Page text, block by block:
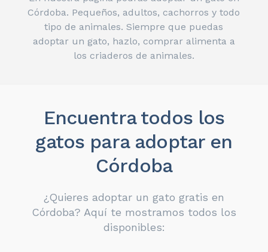
Córdoba. Pequeños, adultos, cachorros y todo
tipo de animales. Siempre que puedas
adoptar un gato, hazlo, comprar alimenta a
los criaderos de animales.
Encuentra todos los
gatos para adoptar en
Córdoba
¿Quieres adoptar un gato gratis en
Córdoba? Aquí te mostramos todos los
disponibles: